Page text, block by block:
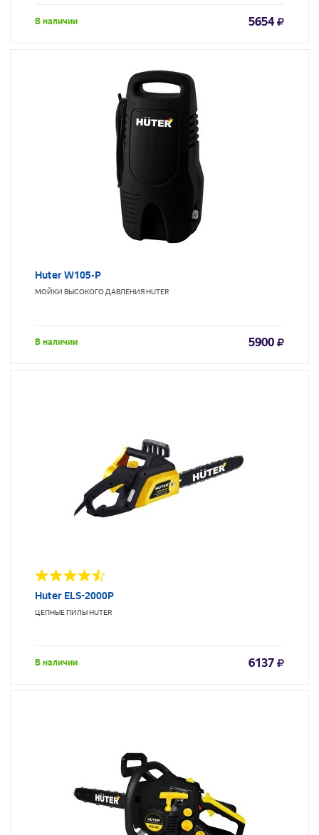
В наличии 5654
Huter W105-Р
МОЙКИ ВЫСОКОГО ДАВЛЕНИЯHUTER
В наличии 5900
Huter ELS-2000P
ЦЕПНЫЕ ПИЛЫHUTER
В наличии 6137